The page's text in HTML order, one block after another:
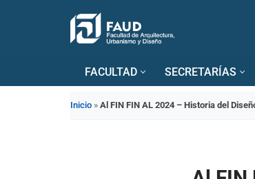
FACULTAD SECRETARÍAS
Inicio » Al FIN FIN AL 2024 – Historia del